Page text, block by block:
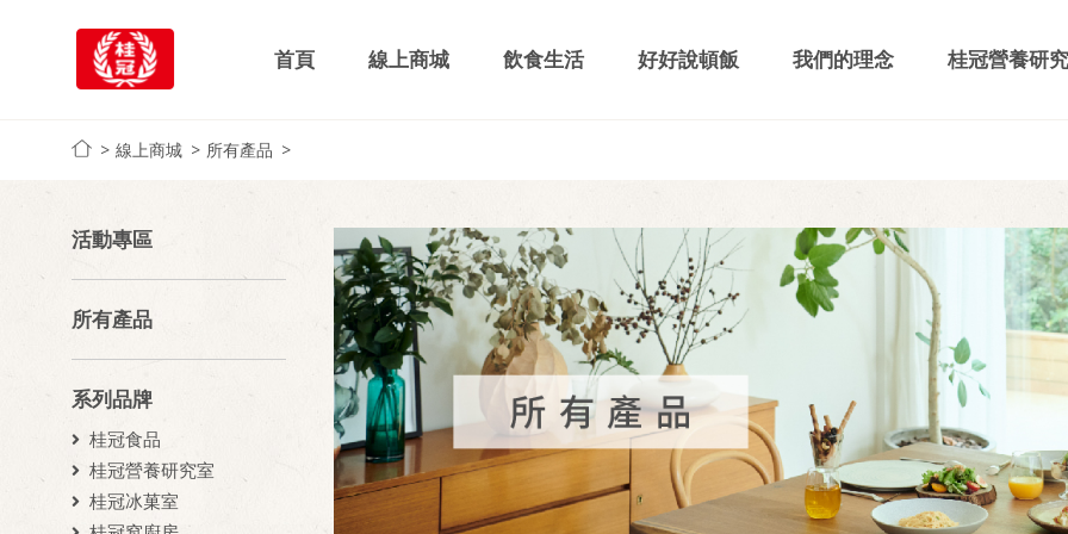
首頁 線上商城 飲食生活 好好說頓飯 我們的理念 桂冠營養研
線上商城 所有產品
活動專區
所有產品
系列品牌
桂冠食品
桂冠營養研究室
桂冠冰菓室